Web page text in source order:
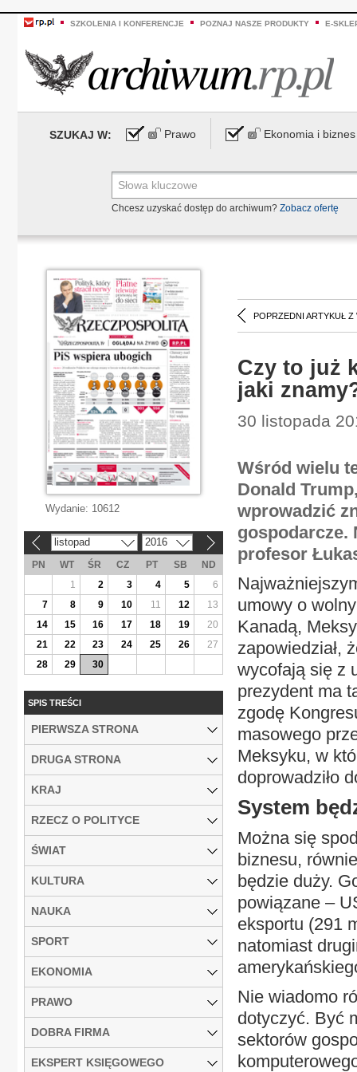
SZKOLENIA I KONFERENCJE POZNAJ NASZE PRODUKTY E-
SZUKAJ W: Prawo Ekonomia i biznes
Chcesz uzyskać dostęp do archiwum? Zobacz ofertę
POPRZEDNI ARTYKUŁ Z
Czy to już
jaki
30 listopada
Wśród wielu
Donald
wprowadzić
gospodarcze.
profesor
umowy o
Kanadą,
zapowiedział,
wycofają się z
prezydent ma
zgodę
masowego
Meksyku, w
doprowadziło
System
Można się
biznesu,
będzie duży.
powiązane –
eksportu (291
natomiast
Nie wiadomo
dotyczyć. Być
sektorów
Wydanie: 10612
listopad 2016
PN WT ŚR CZ PT SB
ND
1
2 3 4 5
6
7
8 9 10 11 12
13
14
15 16 17 18 19
20
21
22 23 24 25 26
27
28
29 30
SPIS TREŚCI
PIERWSZA STRONA
DRUGA STRONA
KRAJ
RZECZ O POLITYCE
ŚWIAT
KULTURA
NAUKA
SPORT
EKONOMIA
PRAWO
DOBRA FIRMA
EKSPERT KSIĘGOWEGO